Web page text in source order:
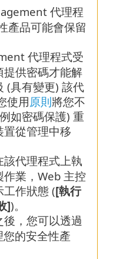
代理程
產品可能會保留
代理程式受
提供密碼才能解
(具有變更) 該代
使用原則將您不
如密碼保護) 重
從管理中移
代理程式上執
業，Web 主控
工作狀態 ([執行
])。
，您可以透過
您的安全性產